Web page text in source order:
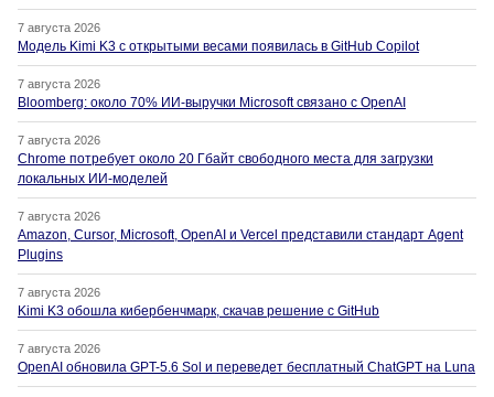
7 августа 2026
Модель Kimi K3 с открытыми весами появилась в GitHub Copilot
7 августа 2026
Bloomberg: около 70% ИИ-выручки Microsoft связано с OpenAI
7 августа 2026
Chrome потребует около 20 Гбайт свободного места для загрузки
локальных ИИ-моделей
7 августа 2026
Amazon, Cursor, Microsoft, OpenAI и Vercel представили стандарт Agent
Plugins
7 августа 2026
Kimi K3 обошла кибербенчмарк, скачав решение с GitHub
7 августа 2026
OpenAI обновила GPT-5.6 Sol и переведет бесплатный ChatGPT на Luna